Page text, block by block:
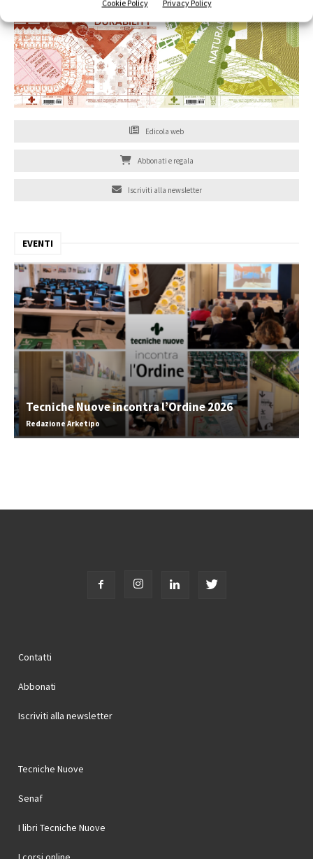
Cookie Policy Privacy Policy
Edicola web
Abbonati e regala
Iscriviti alla newsletter
EVENTI
Tecniche Nuove incontra l’Ordine 2026
Redazione Arketipo
Contatti
Abbonati
Iscriviti alla newsletter
Tecniche Nuove
Senaf
I libri Tecniche Nuove